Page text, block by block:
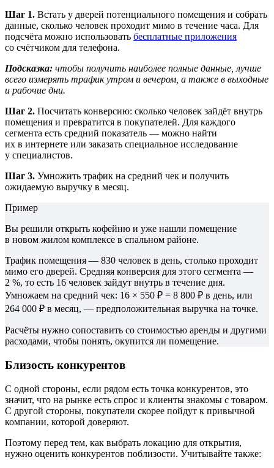
Шаг 1. Встать у дверей потенциального помещения и собрать
данные, сколько человек проходит мимо в течение часа. Для
подсчёта можно использовать бесплатные приложения
со счётчиком для телефона.
Подсказка: чтобы получить наиболее полные данные, лучше
всего измерять трафик утром и вечером, а также в выходные
и рабочие дни.
Шаг 2. Посчитать конверсию: сколько человек зайдёт внутрь
помещения и превратится в покупателей. Для каждого
сегмента есть средний показатель — можно найти
их в интернете или заказать специальное исследование
у специалистов.
Шаг 3. Умножить трафик на средний чек и получить
ожидаемую выручку в месяц.
Пример
Вы решили открыть кофейню и уже нашли помещение
в новом жилом комплексе в спальном районе.
Трафик помещения — 830 человек в день, столько проходит
мимо его дверей. Средняя конверсия для этого сегмента —
2 %, то есть 16 человек зайдут внутрь в течение дня.
Умножаем на средний чек: 16 × 550 ₽ = 8 800 ₽ в день, или
264 000 ₽ в месяц, — предположительная выручка на точке.
Расчёты нужно сопоставить со стоимостью аренды и другими
расходами, чтобы понять, окупится ли помещение.
Близость конкурентов
С одной стороны, если рядом есть точка конкурентов, это
значит, что на рынке есть спрос и клиенты знакомы с товаром.
С другой стороны, покупатели скорее пойдут к привычной
компании, которой доверяют.
Поэтому перед тем, как выбрать локацию для открытия,
нужно оценить конкурентов поблизости. Учитывайте также: